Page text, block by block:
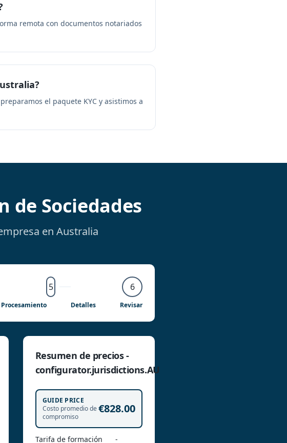
remota con documentos notariados
el paquete KYC y asistimos a
de Sociedades
en Australia
5 6
Procesamiento Detalles Revisar
Resumen de precios -
configurator.jurisdictions.AU
GUIDE PRICE
Costo promedio de
compromiso
€828.00
Tarifa de formación -